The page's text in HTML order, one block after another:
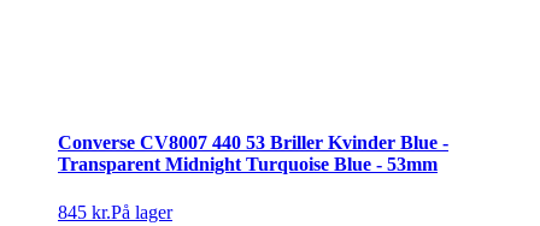
Converse CV8007 440 53 Briller Kvinder Blue -
Transparent Midnight Turquoise Blue - 53mm
845 kr.På lager